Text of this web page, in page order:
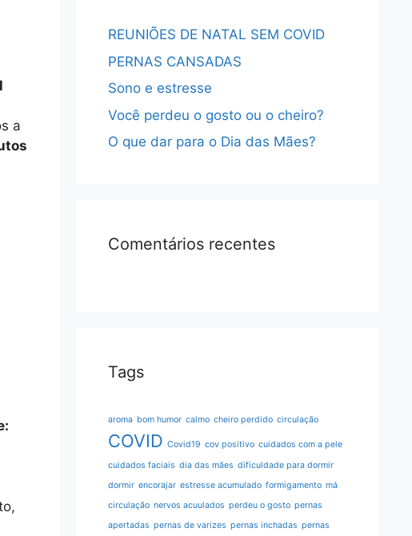
a
REUNIÕES DE NATAL SEM COVID
PERNAS CANSADAS
Sono e estresse
Você perdeu o gosto ou o cheiro?
O que dar para o Dia das Mães?
Comentários recentes
Tags
aroma bom humor calmo cheiro perdido circulação
COVID Covid19 cov positivo cuidados com a pele
cuidados faciais dia das mães dificuldade para dormir
dormir encorajar estresse acumulado formigamento má
circulação nervos acuulados perdeu o gosto pernas
apertadas pernas de varizes pernas inchadas pernas